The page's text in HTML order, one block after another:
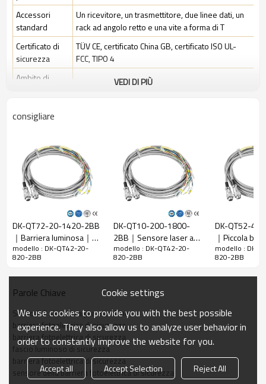
Accessori
standard
Un ricevitore, un trasmettitore, due linee dati, un
rack ad angolo retto e una vite a forma di T
Certificato di
sicurezza
TÜV CE, certificato China GB, certificato ISO UL-
FCC, TIPO 4
Ambito di
Ambiente industriale standard
Caratteristiche
risoluzione
Controlla la
precisione
28 mm
Numero di
Altezza di
protezione
820 mm
La dimensione
51mm*35mm*L, L è la lunghezza dell'emettitore e
Distanza di
30-6000 mm; 30-45000 mm
Tempo di
risposta
≤15 ms
Dati meccanici
Materiale
VEDI DI PIÙ
consigliare
DK-QT72-20-1420-2BB
｜Barriera luminosa｜
DADISICK
modello : DK-QT42-20-
820-2BB
DK-QT10-200-1800-
2BB｜Sensore laser a
tenda｜DADISICK
modello : DK-QT42-20-
820-2BB
DK-QT52-
｜Piccola
fotoelettrica
｜DADISICK
modello : DK-
820-2BB
Parole Chiave
Sensori di sicurezza per macchine
barriera fotoelettrica di sicurezza
barriera fotoelettrica di sicurezza
fascio luminoso di sicurezza
barriera fotoelettrica di sicurezza
sensore della barriera fotoelettrica di sicurezza
Cookie settings
We use cookies to provide you with the best possible
experience. They also allow us to analyze user behavior in
order to constantly improve the website for you.
Accept all Accept Selection Reject All